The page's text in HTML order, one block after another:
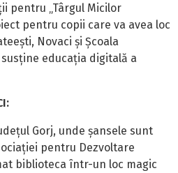
pentru „Târgul Micilor
pentru copii care va avea loc
Novaci și Școala
educația digitală a
Gorj, unde șansele sunt
pentru Dezvoltare
biblioteca într-un loc magic